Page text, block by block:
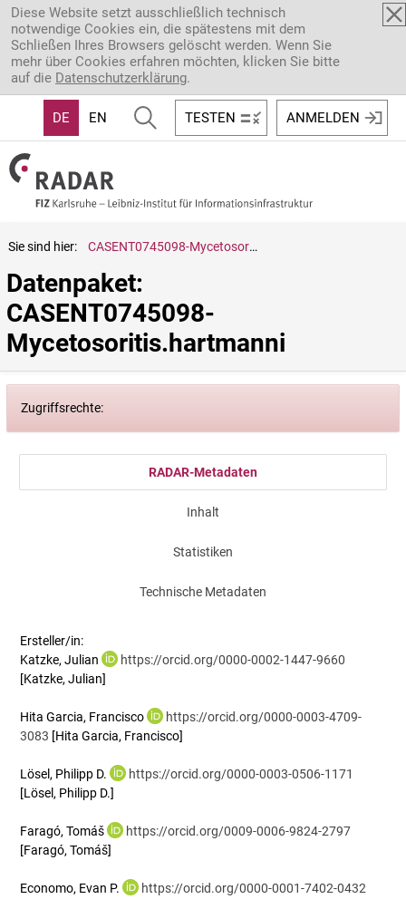
Direkt zum Inhalt
Diese Website setzt ausschließlich technisch
notwendige Cookies ein, die spätestens mit dem
Schließen Ihres Browsers gelöscht werden. Wenn Sie
mehr über Cookies erfahren möchten, klicken Sie bitte
auf die Datenschutzerklärung.
DE EN TESTEN ANMELDEN
Sie sind hier: CASENT0745098-Mycetosoritis.hartmanni
Datenpaket:
CASENT0745098-
Mycetosoritis.hartmanni
Zugriffsrechte:
RADAR-Metadaten
Inhalt
Statistiken
Technische Metadaten
Ersteller/in:
Katzke, Julian
https://orcid.org/0000-0002-1447-9660
[Katzke, Julian]
Hita Garcia, Francisco
https://orcid.org/0000-0003-4709-
3083 [Hita Garcia, Francisco]
Lösel, Philipp D.
https://orcid.org/0000-0003-0506-1171
[Lösel, Philipp D.]
Faragó, Tomáš
https://orcid.org/0009-0006-9824-2797
[Faragó, Tomáš]
Economo, Evan P.
https://orcid.org/0000-0001-7402-0432